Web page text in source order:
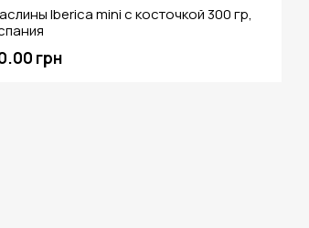
Iberica mini c косточкой 300 гр,
грн